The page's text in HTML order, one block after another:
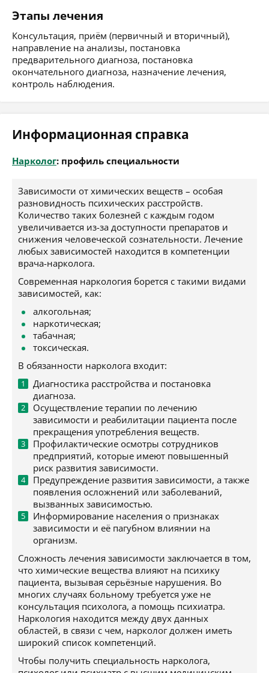
Этапы лечения
Консультация, приём (первичный и вторичный),
направление на анализы, постановка
предварительного диагноза, постановка
окончательного диагноза, назначение лечения,
контроль наблюдения.
Информационная справка
Нарколог: профиль специальности
Зависимости от химических веществ – особая
разновидность психических расстройств.
Количество таких болезней с каждым годом
увеличивается из-за доступности препаратов и
снижения человеческой сознательности. Лечение
любых зависимостей находится в компетенции
врача-нарколога.
Современная наркология борется с такими видами
зависимостей, как:
алкогольная;
наркотическая;
табачная;
токсическая.
В обязанности нарколога входит:
Диагностика расстройства и постановка
диагноза.
Осуществление терапии по лечению
зависимости и реабилитации пациента после
прекращения употребления веществ.
Профилактические осмотры сотрудников
предприятий, которые имеют повышенный
риск развития зависимости.
Предупреждение развития зависимости, а также
появления осложнений или заболеваний,
вызванных зависимостью.
Информирование населения о признаках
зависимости и её пагубном влиянии на
организм.
Сложность лечения зависимости заключается в том,
что химические вещества влияют на психику
пациента, вызывая серьёзные нарушения. Во
многих случаях больному требуется уже не
консультация психолога, а помощь психиатра.
Наркология находится между двух данных
областей, в связи с чем, нарколог должен иметь
широкий список компетенций.
Чтобы получить специальность нарколога,